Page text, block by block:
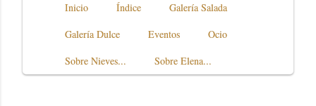
Inicio Índice
Galería Salada
Galería Dulce
Eventos
Ocio
Sobre Nieves...
Sobre Elena...